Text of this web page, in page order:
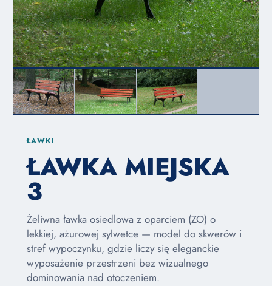
ŁAWKI
ŁAWKA MIEJSKA
3
Żeliwna ławka osiedlowa z oparciem (ZO) o
lekkiej, ażurowej sylwetce — model do skwerów i
stref wypoczynku, gdzie liczy się eleganckie
wyposażenie przestrzeni bez wizualnego
dominowania nad otoczeniem.